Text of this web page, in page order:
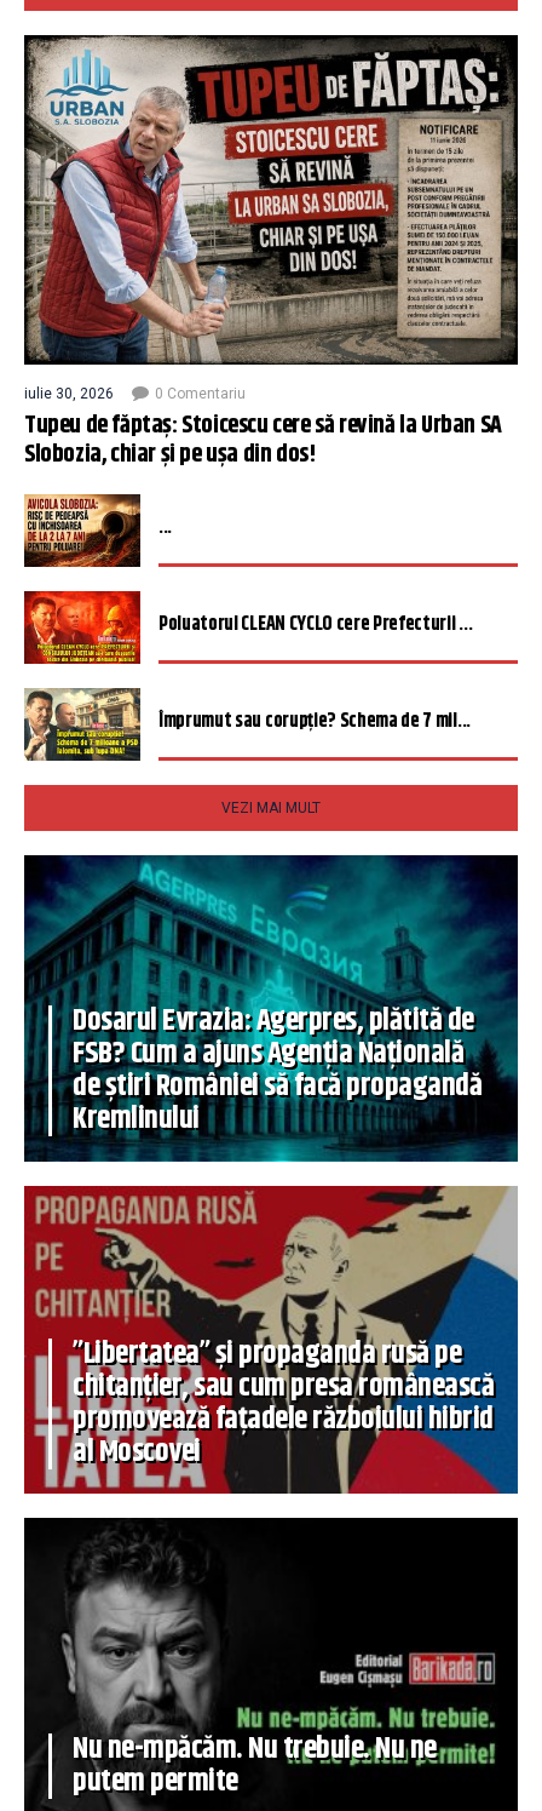
iulie 30, 2026 0 Comentariu
Tupeu de făptaș: Stoicescu cere să revină la Urban SA
Slobozia, chiar și pe ușa din dos!
...
Poluatorul CLEAN CYCLO cere Prefecturii ...
Împrumut sau corupție? Schema de 7 mil...
VEZI MAI MULT
Dosarul Evrazia: Agerpres, plătită de
FSB? Cum a ajuns Agenția Națională
de știri României să facă propagandă
Kremlinului
”Libertatea” și propaganda rusă pe
chitanțier, sau cum presa românească
promovează fațadele războiului hibrid
al Moscovei
Nu ne-mpăcăm. Nu trebuie. Nu ne
putem permite